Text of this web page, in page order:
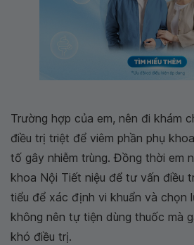
Trường hợp của em, nên đi khám
điều trị triệt để viêm phần phụ
tố gây nhiễm trùng. Đồng thời em
khoa Nội Tiết niệu để tư vấn điều
tiểu để xác định vi khuẩn và chọn
không nên tự tiện dùng thuốc mà
khó điều trị.